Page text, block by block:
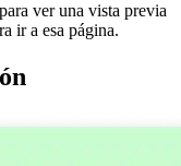
ver una vista previa
ir a esa página.